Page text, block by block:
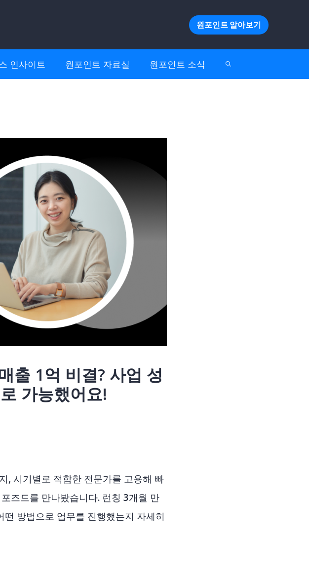
원포인트 알아보기
인사이트 원포인트 자료실 원포인트 소식
출 1억 비결? 사업 성
가능했어요!
, 시기별로 적합한 전문가를 고용해 빠
즈드를 만나봤습니다. 런칭 3개월 만
방법으로 업무를 진행했는지 자세히